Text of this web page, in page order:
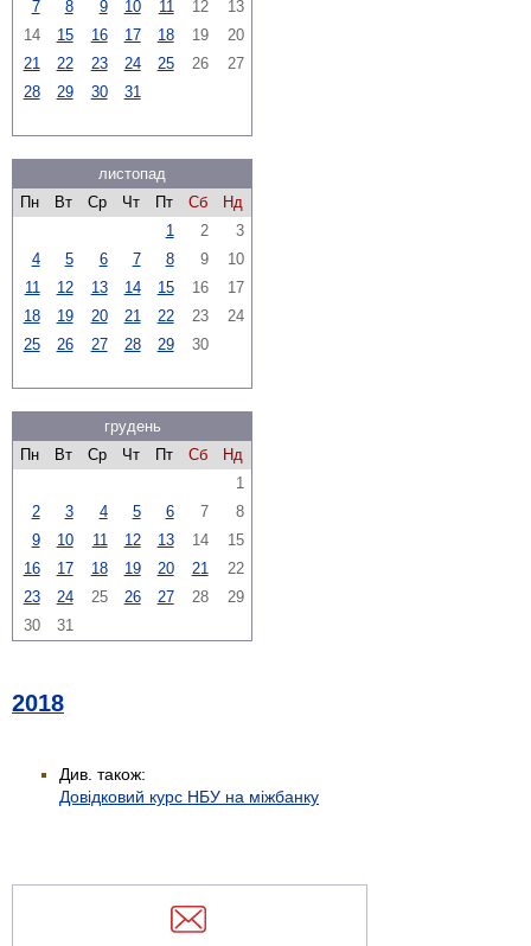
7 8 9 10 11 12
13
14
15 16 17 18 19
20
21
22 23 24 25 26
27
28
29 30 31
листопад
Пн
Вт Ср Чт Пт Сб
Нд
1
2
3
4
5 6 7 8 9
10
11
12 13 14 15 16
17
18
19 20 21 22 23
24
25
26 27 28 29 30
грудень
Пн
Вт Ср Чт Пт Сб
Нд
1
2
3 4 5 6 7
8
9
10 11 12 13 14
15
16
17 18 19 20 21
22
23
24 25 26 27 28
29
30
31
2018
Див. також:
Довідковий курс НБУ на міжбанку